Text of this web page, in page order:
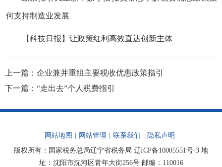
何支持制造业发展
【科技日报】让政策红利高效直达创新主体
上一篇： 企业兼并重组主要税收优惠政策指引
下一篇： “走出去”个人税费指引
网站地图 网站管理 联系我们
隐私声明
版权所有：国家税务总局辽宁省税务局 辽ICP备10005551号-3 地
址：沈阳市沈河区青年大街256号 邮编：110016